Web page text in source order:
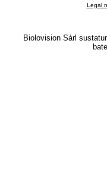
Legal
Biolovision Sàrl